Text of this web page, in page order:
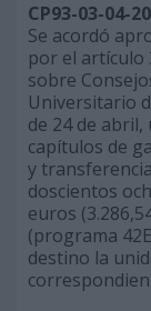
CP93-03-04-
Se acordó
por el artículo
sobre
Universitario
de 24 de
capítulos de
y
doscientos
euros
(programa
destino la